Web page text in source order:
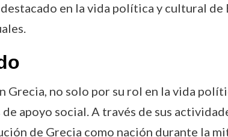
en la vida política y cultural de
Grecia, no solo por su rol en la vida
apoyo social. A través de sus
de Grecia como nación durante la